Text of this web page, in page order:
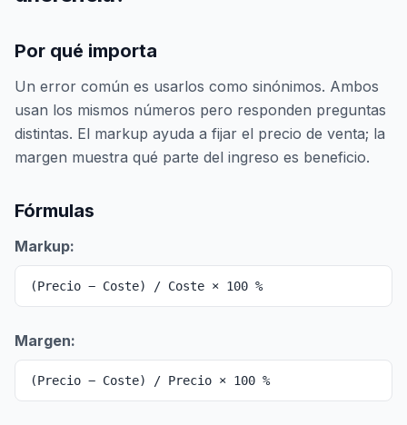
Por qué importa
Un error común es usarlos como sinónimos. Ambos
usan los mismos números pero responden preguntas
distintas. El markup ayuda a fijar el precio de venta; la
margen muestra qué parte del ingreso es beneficio.
Fórmulas
Markup:
(Precio − Coste) / Coste × 100 %
Margen:
(Precio − Coste) / Precio × 100 %